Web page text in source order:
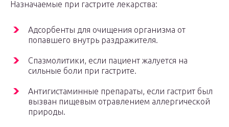
Назначаемые при гастрите лекарства:
Адсорбенты для очищения организма от
попавшего внутрь раздражителя.
Спазмолитики, если пациент жалуется на
сильные боли при гастрите.
Антигистаминные препараты, если гастрит был
вызван пищевым отравлением аллергической
природы.